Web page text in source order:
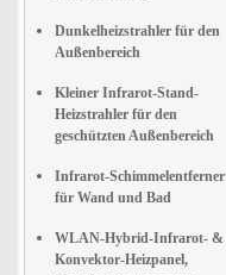
Dunkelheizstrahler für den
Außenbereich
Kleiner Infrarot-Stand-
Heizstrahler für den
geschützten Außenbereich
Infrarot-Schimmelentferner
für Wand und Bad
WLAN-Hybrid-Infrarot- &
Konvektor-Heizpanel,